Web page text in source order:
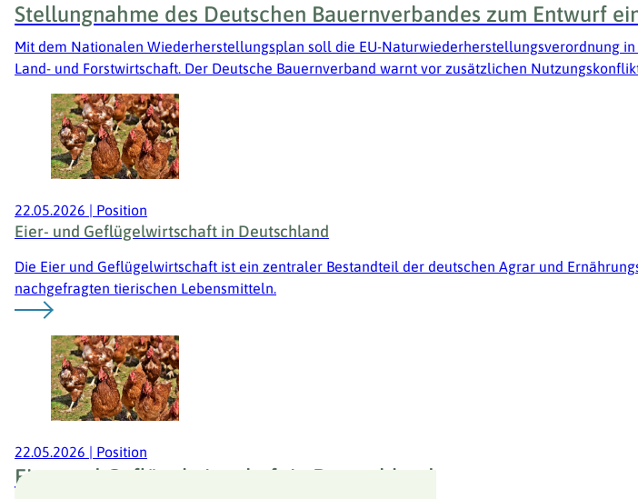
Stellungnahme des Deutschen Bauernverbandes zum Entwurf
Mit dem Nationalen Wiederherstellungsplan soll die EU-Naturwiederherstellungsverordnung
Land- und Forstwirtschaft. Der Deutsche Bauernverband warnt vor zusätzlichen
22.05.2026 | Position
Eier- und Geflügelwirtschaft in Deutschland
Die Eier und Geflügelwirtschaft ist ein zentraler Bestandteil der deutschen Agrar und
nachgefragten tierischen Lebensmitteln.
22.05.2026 | Position
Eier- und Geflügelwirtschaft in Deutschland